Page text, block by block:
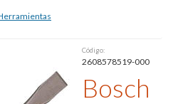
Código:
2608578519-000
Bosch